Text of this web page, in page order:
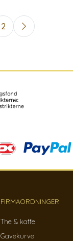
2
FIRMAORDNINGER
The & kaffe
Gavekurve